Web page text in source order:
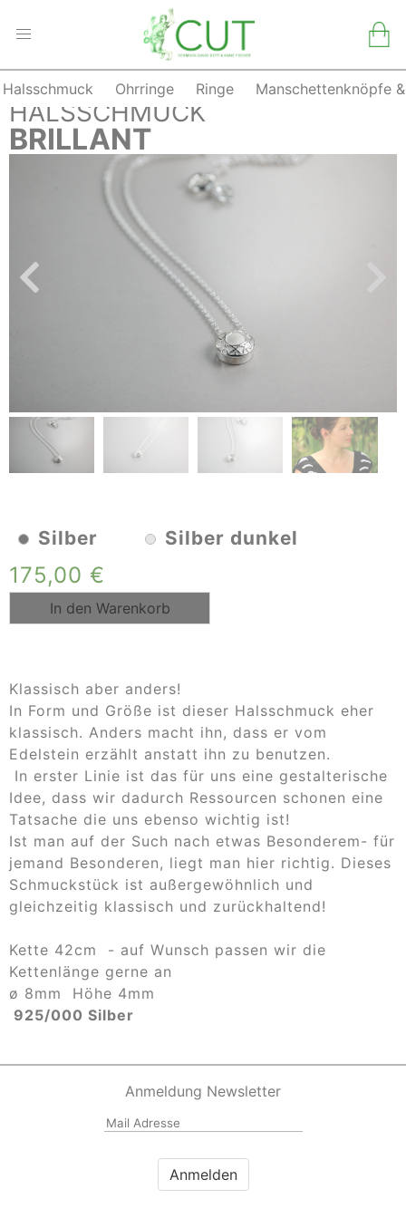
to
content
Halsschmuck Ohrringe Ringe Manschettenknöpfe &
HALSSCHMUCK
BRILLANT
Silber Silber dunkel
ZURÜCK
175,00 €
In den Warenkorb
Klassisch aber anders!
In Form und Größe ist dieser Halsschmuck eher
klassisch. Anders macht ihn, dass er vom
Edelstein erzählt anstatt ihn zu benutzen.
In erster Linie ist das für uns eine gestalterische
Idee, dass wir dadurch Ressourcen schonen eine
Tatsache die uns ebenso wichtig ist!
Ist man auf der Such nach etwas Besonderem- für
jemand Besonderen, liegt man hier richtig. Dieses
Schmuckstück ist außergewöhnlich und
gleichzeitig klassisch und zurückhaltend!
Kette 42cm - auf Wunsch passen wir die
Kettenlänge gerne an
ø 8mm Höhe 4mm
925/000 Silber
Anmeldung Newsletter